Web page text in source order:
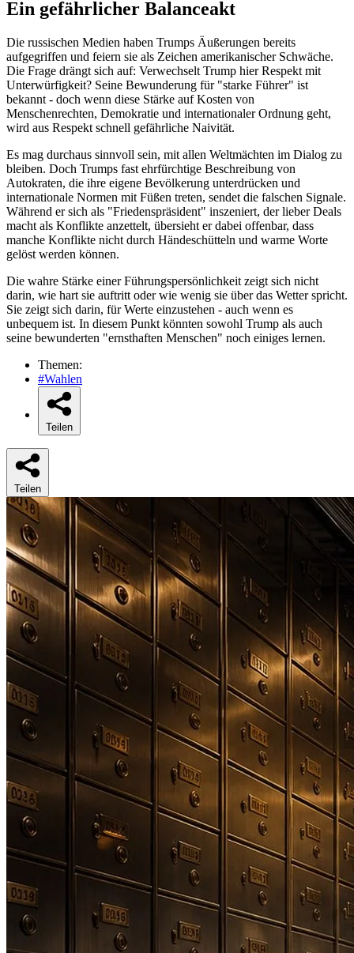
Ein gefährlicher Balanceakt
Die russischen Medien haben Trumps Äußerungen bereits
aufgegriffen und feiern sie als Zeichen amerikanischer Schwäche.
Die Frage drängt sich auf: Verwechselt Trump hier Respekt mit
Unterwürfigkeit? Seine Bewunderung für "starke Führer" ist
bekannt - doch wenn diese Stärke auf Kosten von
Menschenrechten, Demokratie und internationaler Ordnung geht,
wird aus Respekt schnell gefährliche Naivität.
Es mag durchaus sinnvoll sein, mit allen Weltmächten im Dialog zu
bleiben. Doch Trumps fast ehrfürchtige Beschreibung von
Autokraten, die ihre eigene Bevölkerung unterdrücken und
internationale Normen mit Füßen treten, sendet die falschen Signale.
Während er sich als "Friedenspräsident" inszeniert, der lieber Deals
macht als Konflikte anzettelt, übersieht er dabei offenbar, dass
manche Konflikte nicht durch Händeschütteln und warme Worte
gelöst werden können.
Die wahre Stärke einer Führungspersönlichkeit zeigt sich nicht
darin, wie hart sie auftritt oder wie wenig sie über das Wetter spricht.
Sie zeigt sich darin, für Werte einzustehen - auch wenn es
unbequem ist. In diesem Punkt könnten sowohl Trump als auch
seine bewunderten "ernsthaften Menschen" noch einiges lernen.
Themen:
#Wahlen
Teilen
Teilen